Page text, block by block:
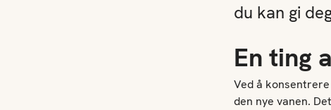
du kan gi
En ting
Ved å
den nye vanen.